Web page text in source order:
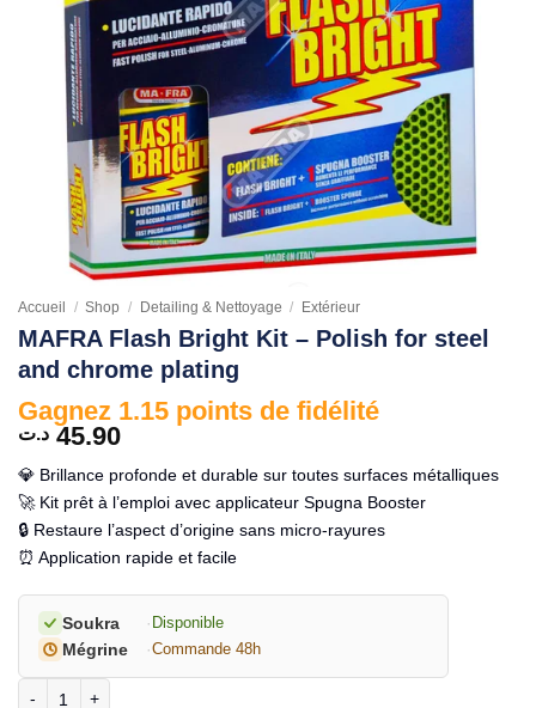
Accueil / Shop / Detailing & Nettoyage / Extérieur
MAFRA Flash Bright Kit – Polish for steel
and chrome plating
Gagnez 1.15 points de fidélité
45.90 د.ت
💎 Brillance profonde et durable sur toutes surfaces métalliques
🚀 Kit prêt à l’emploi avec applicateur Spugna Booster
🔒 Restaure l’aspect d’origine sans micro-rayures
⏰ Application rapide et facile
Soukra · Disponible
Mégrine ·Commande 48h